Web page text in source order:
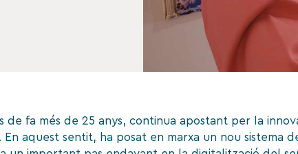
de fa més de 25 anys, continua apostant per la
aquest sentit, ha posat en marxa un nou sistema